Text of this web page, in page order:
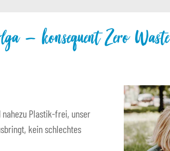
– konsequent Zero Waste
nahezu Plastik-frei, unser
kein schlechtes